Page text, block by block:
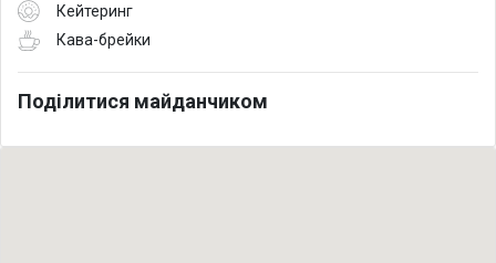
Кейтеринг
Кава-брейки
Поділитися майданчиком